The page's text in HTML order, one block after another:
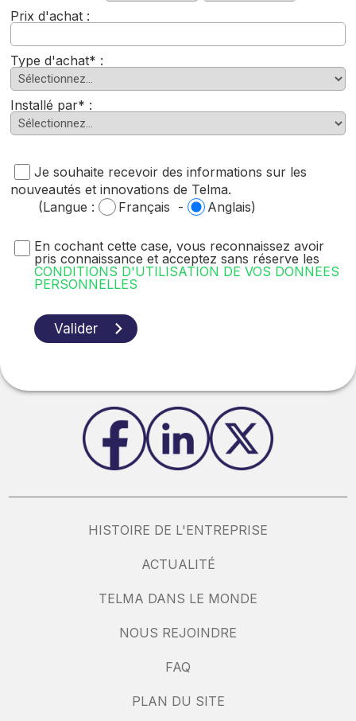
Prix d'achat :
Type d'achat* :
Installé par* :
Je souhaite recevoir des informations sur les
nouveautés et innovations de Telma.
(Langue :
Français - Anglais)
En cochant cette case, vous reconnaissez avoir
pris connaissance et acceptez sans réserve les
CONDITIONS D'UTILISATION DE VOS DONNEES
PERSONNELLES
Valider
HISTOIRE DE L'ENTREPRISE
ACTUALITÉ
TELMA DANS LE MONDE
NOUS REJOINDRE
FAQ
PLAN DU SITE